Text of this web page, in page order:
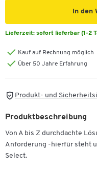
In den
Lieferzeit: sofort lieferbar (1-2
Kauf auf Rechnung möglich
Über 50 Jahre Erfahrung
Produkt- und
Produktbeschreibung
Von A bis Z durchdachte
Anforderung -hierfür steht
Select.